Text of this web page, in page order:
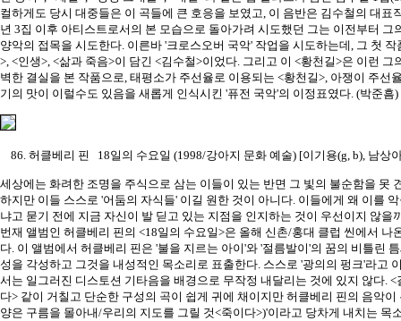
컬하게도 당시 대중들은 이 곡들에 큰 호응을 보였고, 이 음반은 김수철의 대표
년 3집 이후 아티스트로서의 본 모습으로 돌아가려 시도했던 그는 이전부터 그
양악의 접목을 시도한다. 이른바 '크로스오버 국악' 작업을 시도하는데, 그 첫
>, <인생>, <삶과 죽음>이 담긴 <김수철>이었다. 그리고 이 <황천길>은 이런 그
벽한 결실을 본 작품으로, 태평소가 주선율로 이용되는 <황천길>, 아쟁이 주선
기의 맛이 이럴수도 있음을 새롭게 인식시킨 '퓨전 국악'의 이정표였다. (박준흠)
86. 허클베리 핀 18일의 수요일 (1998/강아지 문화 예술) [이기용(g, b), 남상
세상에는 화려한 조명을 주식으로 삼는 이들이 있는 반면 그 빛의 불순함을 못
하지만 이들 스스로 '어둠의 자식들' 이길 원한 것이 아니다. 이들에게 왜 이를
냐고 묻기 전에 지금 자신이 발 딛고 있는 지점을 인지하는 것이 우선이지 않을
번재 앨범인 허클베리 핀의 <18일의 수요일>은 올해 신촌/홍대 클럽 씬에서 나
다. 이 앨범에서 허클베리 핀은 '불을 지르는 아이'와 '절름발이'의 꿈의 비틀린
성을 각성하고 그것을 내성적인 목소리로 표출한다. 스스로 '광의의 펑크'라고
서는 일그러진 디스토션 기타음을 배경으로 무작정 내달리는 것에 있지 않다. <
다> 같이 거칠고 단순한 구성의 곡이 쉽게 귀에 채이지만 허클베리 핀의 음악
양은 구름을 몰아내/우리의 지도를 그릴 것<죽이다>)'이라고 당차게 내치는 목